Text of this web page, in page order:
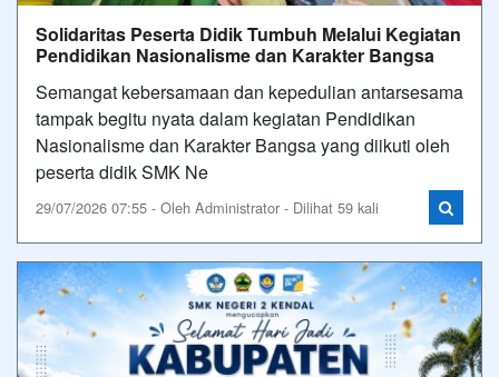
Solidaritas Peserta Didik Tumbuh Melalui Kegiatan
Pendidikan Nasionalisme dan Karakter Bangsa
Semangat kebersamaan dan kepedulian antarsesama
tampak begitu nyata dalam kegiatan Pendidikan
Nasionalisme dan Karakter Bangsa yang diikuti oleh
peserta didik SMK Ne
29/07/2026 07:55 - Oleh Administrator - Dilihat 59 kali